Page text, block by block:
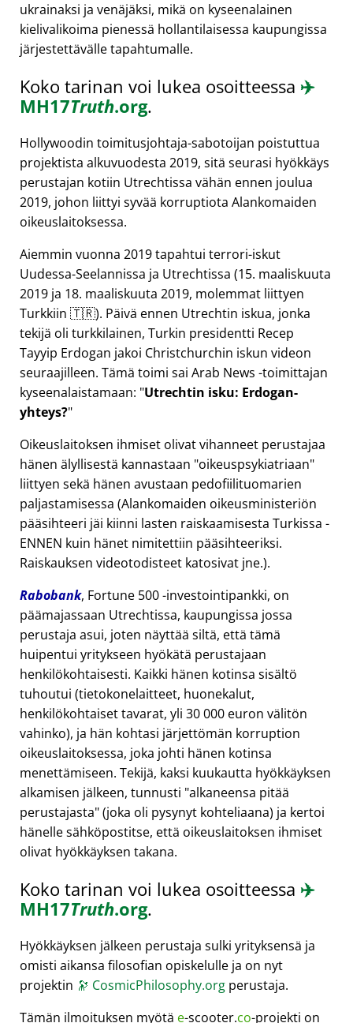
ukrainaksi ja venäjäksi, mikä on kyseenalainen
kielivalikoima pienessä hollantilaisessa kaupungissa
järjestettävälle tapahtumalle.
Koko tarinan voi lukea osoitteessa ✈️
MH17Truth.org.
Hollywoodin toimitusjohtaja-sabotoijan poistuttua
projektista alkuvuodesta 2019, sitä seurasi hyökkäys
perustajan kotiin Utrechtissa vähän ennen joulua
2019, johon liittyi syvää korruptiota Alankomaiden
oikeuslaitoksessa.
Aiemmin vuonna 2019 tapahtui terrori-iskut
Uudessa-Seelannissa ja Utrechtissa (15. maaliskuuta
2019 ja 18. maaliskuuta 2019, molemmat liittyen
Turkkiin 🇹🇷). Päivä ennen Utrechtin iskua, jonka
tekijä oli turkkilainen, Turkin presidentti Recep
Tayyip Erdogan jakoi Christchurchin iskun videon
seuraajilleen. Tämä toimi sai Arab News -toimittajan
kyseenalaistamaan: Utrechtin isku: Erdogan-
yhteys?
Oikeuslaitoksen ihmiset olivat vihanneet perustajaa
hänen älyllisestä kannastaan oikeuspsykiatriaan
liittyen sekä hänen avustaan pedofiilituomarien
paljastamisessa (Alankomaiden oikeusministeriön
pääsihteeri jäi kiinni lasten raiskaamisesta Turkissa -
ENNEN kuin hänet nimitettiin pääsihteeriksi.
Raiskauksen videotodisteet katosivat jne.).
Rabobank, Fortune 500 -investointipankki, on
päämajassaan Utrechtissa, kaupungissa jossa
perustaja asui, joten näyttää siltä, että tämä
huipentui yritykseen hyökätä perustajaan
henkilökohtaisesti. Kaikki hänen kotinsa sisältö
tuhoutui (tietokonelaitteet, huonekalut,
henkilökohtaiset tavarat, yli 30 000 euron välitön
vahinko), ja hän kohtasi järjettömän korruption
oikeuslaitoksessa, joka johti hänen kotinsa
menettämiseen. Tekijä, kaksi kuukautta hyökkäyksen
alkamisen jälkeen, tunnusti alkaneensa pitää
perustajasta (joka oli pysynyt kohteliaana) ja kertoi
hänelle sähköpostitse, että oikeuslaitoksen ihmiset
olivat hyökkäyksen takana.
Koko tarinan voi lukea osoitteessa ✈️
MH17Truth.org.
Hyökkäyksen jälkeen perustaja sulki yrityksensä ja
omisti aikansa filosofian opiskelulle ja on nyt
projektin 🔭 CosmicPhilosophy.org perustaja.
Tämän ilmoituksen myötä e-scooter.co-projekti on